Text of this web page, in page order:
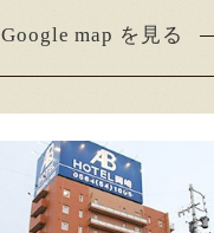
Google map を見る